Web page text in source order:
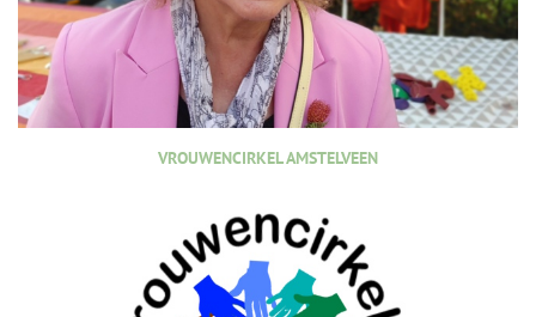
VROUWENCIRKEL AMSTELVEEN